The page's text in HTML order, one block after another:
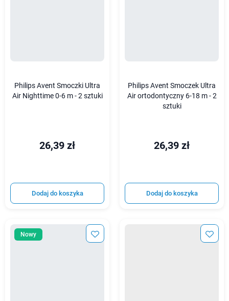
Philips Avent Smoczki Ultra
Air Nighttime 0-6 m - 2 sztuki
26,39 zł
Dodaj do koszyka
Philips Avent Smoczek Ultra
Air ortodontyczny 6-18 m - 2
sztuki
26,39 zł
Dodaj do koszyka
Nowy